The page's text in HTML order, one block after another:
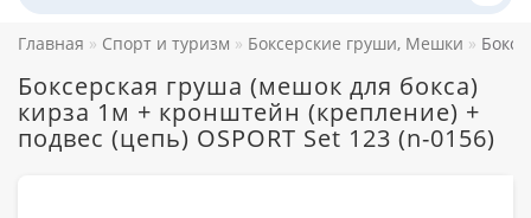
Главная Спорт и туризм Боксерские груши, Мешки
Боксерская груша (мешок для бокса)
кирза 1м + кронштейн (крепление) +
подвес (цепь) OSPORT Set 123 (n-0156)